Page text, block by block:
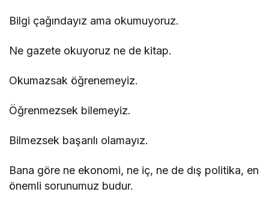
Bilgi çağındayız ama okumuyoruz.
Ne gazete okuyoruz ne de kitap.
Okumazsak öğrenemeyiz.
Öğrenmezsek bilemeyiz.
Bilmezsek başarılı olamayız.
Bana göre ne ekonomi, ne iç, ne de dış politika, en
önemli sorunumuz budur.